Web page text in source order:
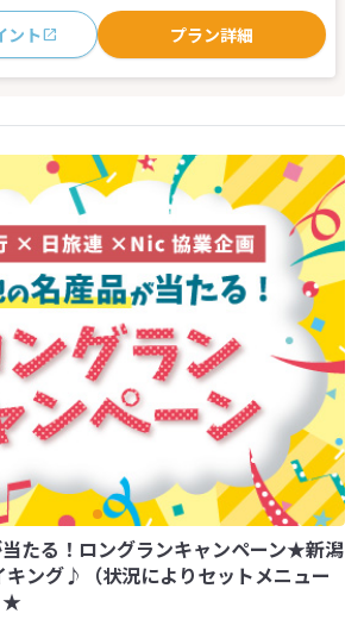
ント プラン詳細
たる！ロングランキャンペーン★新潟
ング♪（状況によりセットメニュー
★